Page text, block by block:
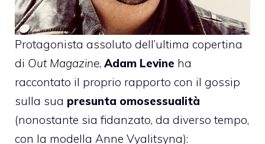
Protagonista assoluto dell’ultima copertina
di Out Magazine, Adam Levine ha
raccontato il proprio rapporto con il gossip
sulla sua presunta omosessualità
(nonostante sia fidanzato, da diverso tempo,
con la modella Anne Vyalitsyna):